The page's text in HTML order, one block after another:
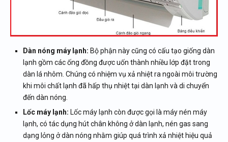
Dàn nóng máy lạnh: Bộ phận này cũng có cấu tạo giống dàn
lạnh gồm các ống đồng được uốn thành nhiều lớp đặt trong
dàn lá nhôm. Chúng có nhiệm vụ xả nhiệt ra ngoài môi trường
khi môi chất lạnh đã hấp thụ nhiệt tại dàn lạnh và di chuyển
đến dàn nóng.
Lốc máy lạnh: Lốc máy lạnh còn được gọi là máy nén máy
lạnh, có tác dụng hút chân không ở dàn lạnh, nén gas sang
dạng lỏng ở dàn nóng nhằm giúp quá trình xả nhiệt hiệu quả